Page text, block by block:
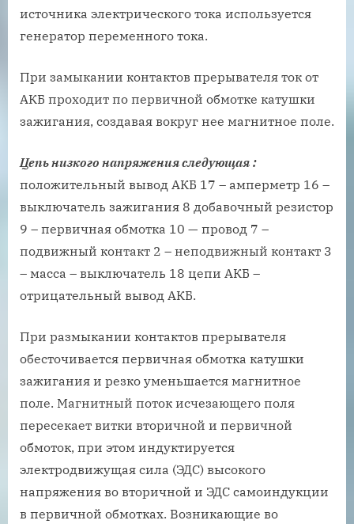
источника электрического тока используется
генератор переменного тока.
При замыкании контактов прерывателя ток от
АКБ проходит по первичной обмотке катушки
зажигания, создавая вокруг нее магнитное поле.
Цепь низкого напряжения следующая :
положительный вывод АКБ 17 – амперметр 16 –
выключатель зажигания 8 добавочный резистор
9 – первичная обмотка 10 — провод 7 –
подвижный контакт 2 – неподвижный контакт 3
– масса – выключатель 18 цепи АКБ –
отрицательный вывод АКБ.
При размыкании контактов прерывателя
обесточивается первичная обмотка катушки
зажигания и резко уменьшается магнитное
поле. Магнитный поток исчезающего поля
пересекает витки вторичной и первичной
обмоток, при этом индуктируется
электродвижущая сила (ЭДС) высокого
напряжения во вторичной и ЭДС самоиндукции
в первичной обмотках. Возникающие во